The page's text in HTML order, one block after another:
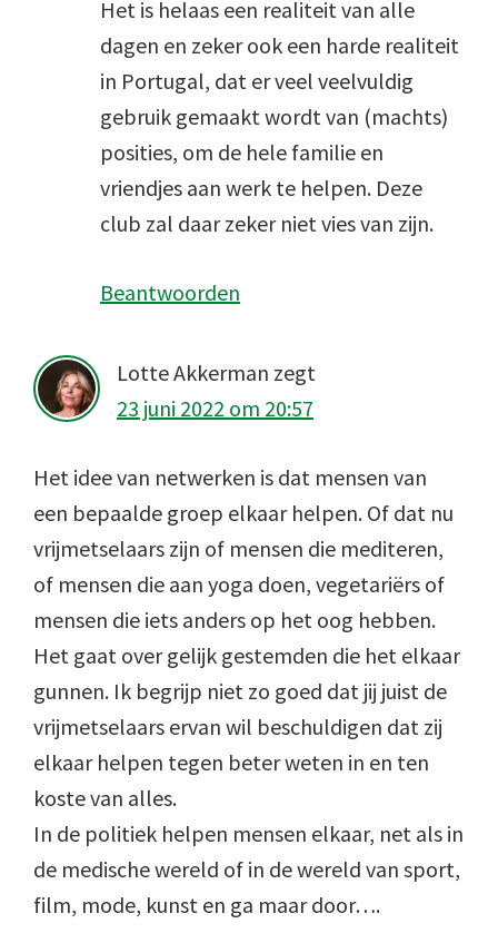
Het is helaas een realiteit van alle
dagen en zeker ook een harde realiteit
in Portugal, dat er veel veelvuldig
gebruik gemaakt wordt van (machts)
posities, om de hele familie en
vriendjes aan werk te helpen. Deze
club zal daar zeker niet vies van zijn.
Beantwoorden
Lotte Akkerman zegt
23 juni 2022 om 20:57
Het idee van netwerken is dat mensen van
een bepaalde groep elkaar helpen. Of dat nu
vrijmetselaars zijn of mensen die mediteren,
of mensen die aan yoga doen, vegetariërs of
mensen die iets anders op het oog hebben.
Het gaat over gelijk gestemden die het elkaar
gunnen. Ik begrijp niet zo goed dat jij juist de
vrijmetselaars ervan wil beschuldigen dat zij
elkaar helpen tegen beter weten in en ten
koste van alles.
In de politiek helpen mensen elkaar, net als in
de medische wereld of in de wereld van sport,
film, mode, kunst en ga maar door….